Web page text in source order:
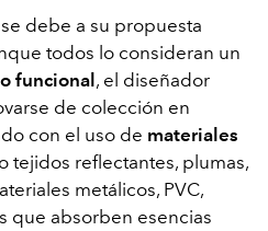
debe a su propuesta
todos lo consideran un
funcional, el diseñador
de colección en
con el uso de materiales
tejidos reflectantes, plumas,
metálicos, PVC,
que absorben esencias